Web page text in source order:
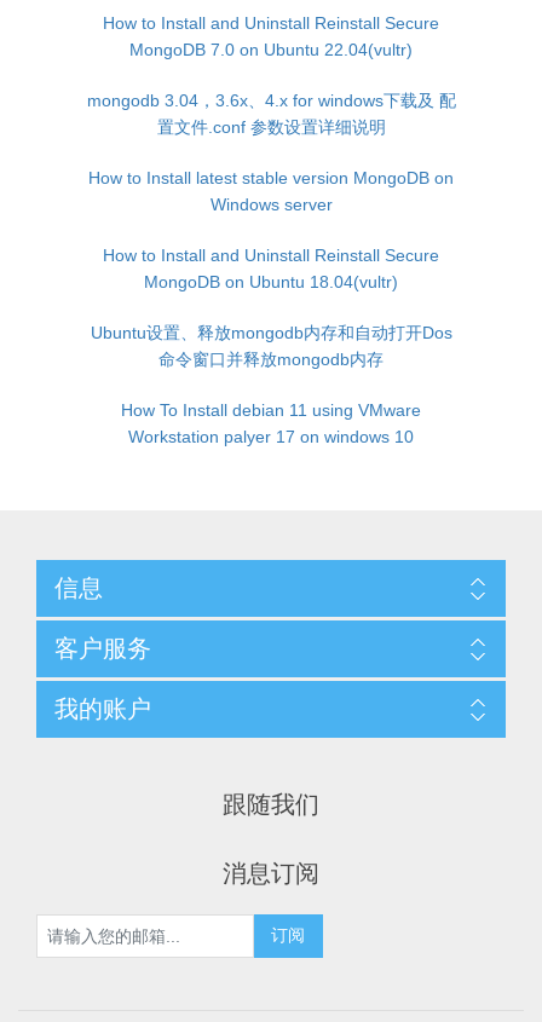
How to Install and Uninstall Reinstall Secure
MongoDB 7.0 on Ubuntu 22.04(vultr)
mongodb 3.04，3.6x、4.x for windows下载及 配
置文件.conf 参数设置详细说明
How to Install latest stable version MongoDB on
Windows server
How to Install and Uninstall Reinstall Secure
MongoDB on Ubuntu 18.04(vultr)
Ubuntu设置、释放mongodb内存和自动打开Dos
命令窗口并释放mongodb内存
How To Install debian 11 using VMware
Workstation palyer 17 on windows 10
信息
客户服务
我的账户
跟随我们
消息订阅